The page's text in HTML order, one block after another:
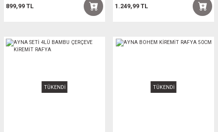
899,99 TL 1.249,99 TL
TÜKENDİ TÜKENDİ